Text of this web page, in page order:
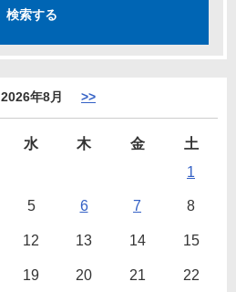
2026年8月 >>
水 木 金
土
1
5 6 7 8
12 13 14 15
19 20 21 22